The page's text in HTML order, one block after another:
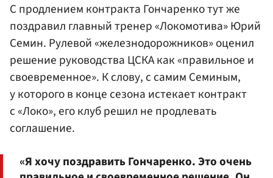
С продлением контракта Гончаренко тут же
поздравил главный тренер «Локомотива» Юрий
Семин. Рулевой «железнодорожников» оценил
решение руководства ЦСКА как «правильное и
своевременное». К слову, с самим Семиным,
у которого в конце сезона истекает контракт
с«Локо», его клуб решил не продлевать
соглашение.
«Я хочу поздравить Гончаренко. Это очень